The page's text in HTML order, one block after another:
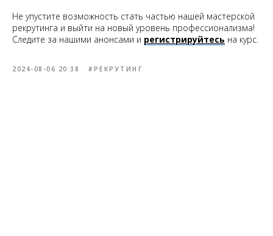
Не упустите возможность стать частью нашей мастерской
рекрутинга и выйти на новый уровень профессионализма!
Следите за нашими анонсами и регистрируйтесь на курс.
2024-08-06 20:38 #РЕКРУТИНГ